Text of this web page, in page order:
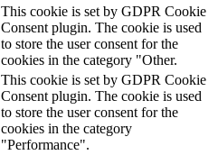
This cookie is set by GDPR Cookie
Consent plugin. The cookie is used
to store the user consent for the
cookies in the category "Other.
This cookie is set by GDPR Cookie
Consent plugin. The cookie is used
to store the user consent for the
cookies in the category
"Performance".